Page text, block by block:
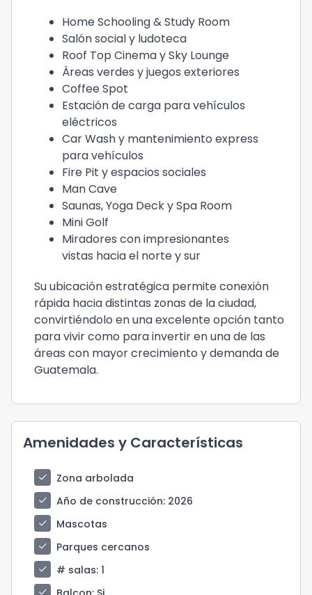
Home Schooling & Study Room
Salón social y ludoteca
Roof Top Cinema y Sky Lounge
Áreas verdes y juegos exteriores
Coffee Spot
Estación de carga para vehículos
eléctricos
Car Wash y mantenimiento express
para vehículos
Fire Pit y espacios sociales
Man Cave
Saunas, Yoga Deck y Spa Room
Mini Golf
Miradores con impresionantes
vistas hacia el norte y sur
Su ubicación estratégica permite conexión
rápida hacia distintas zonas de la ciudad,
convirtiéndolo en una excelente opción tanto
para vivir como para invertir en una de las
áreas con mayor crecimiento y demanda de
Guatemala.
Amenidades y Características
check
Zona arbolada
check
Año de construcción: 2026
check
Mascotas
check
Parques cercanos
check
# salas: 1
check